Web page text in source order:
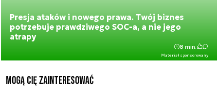
Presja ataków i nowego prawa. Twój biznes
potrzebuje prawdziwego SOC-a, a nie jego
atrapy
Materiał sponsorowany
8 min.
Mogą Cię zainteresować